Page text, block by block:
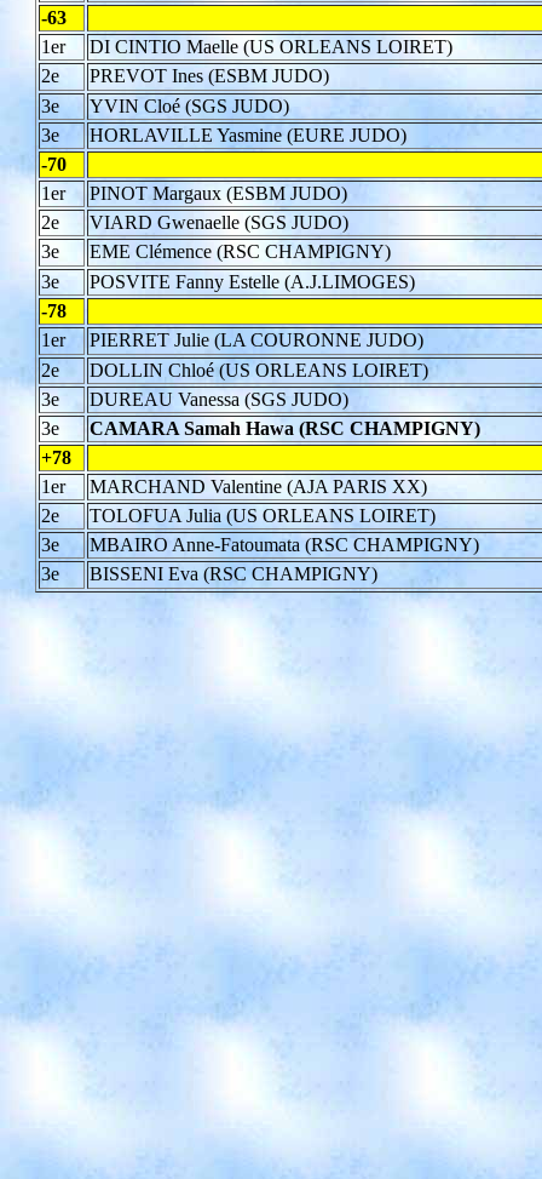
-63
1er
DI CINTIO Maelle (US ORLEANS LOIRET)
2e
PREVOT Ines (ESBM JUDO)
3e
YVIN Cloé (SGS JUDO)
3e
HORLAVILLE Yasmine (EURE JUDO)
-70
1er
PINOT Margaux (ESBM JUDO)
2e
VIARD Gwenaelle (SGS JUDO)
3e
EME Clémence (RSC CHAMPIGNY)
3e
POSVITE Fanny Estelle (A.J.LIMOGES)
-78
1er
PIERRET Julie (LA COURONNE JUDO)
2e
DOLLIN Chloé (US ORLEANS LOIRET)
3e
DUREAU Vanessa (SGS JUDO)
3e
CAMARA Samah Hawa (RSC CHAMPIGNY)
+78
1er
MARCHAND Valentine (AJA PARIS XX)
2e
TOLOFUA Julia (US ORLEANS LOIRET)
3e
MBAIRO Anne-Fatoumata (RSC CHAMPIGNY)
3e
BISSENI Eva (RSC CHAMPIGNY)